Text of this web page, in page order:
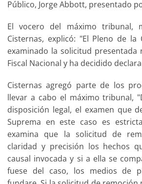
Público, Jorge Abbott, presentado
El vocero del máximo tribunal,
Cisternas, explicó: "El Pleno de la
examinado la solicitud presentada
Fiscal Nacional y ha decidido
Cisternas agregó parte de los
llevar a cabo el máximo tribunal,
disposición legal, el examen que
Suprema en este caso es
examina que la solicitud de
claridad y precisión los hechos
causal invocada y si a ella se
fuese del caso, los medios de